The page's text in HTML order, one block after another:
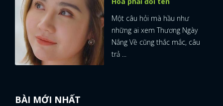
Một câu hỏi mà hầu như
những ai xem Thương Ngày
Nắng Về cũng thắc mắc, câu
trả ...
BÀI MỚI NHẤT